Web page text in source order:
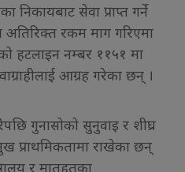
निकायबाट सेवा प्राप्त गर्ने
रकम माग गरिएमा
हटलाइन नम्बर ११५१ मा
आग्रह गरेका छन् ।
गुनासोको सुनुवाइ र शीघ्र
प्राथमिकतामा राखेका छन्
र मातहतका